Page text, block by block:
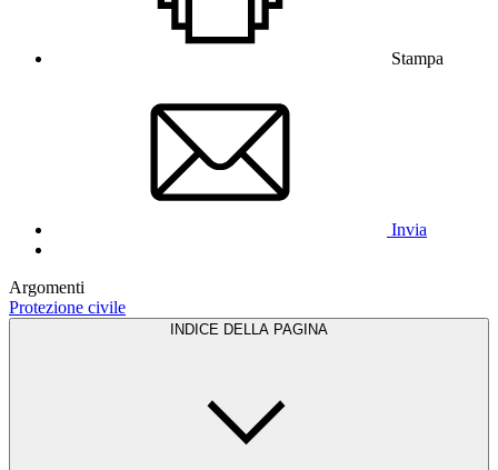
Stampa
Invia
Argomenti
Protezione civile
INDICE DELLA PAGINA